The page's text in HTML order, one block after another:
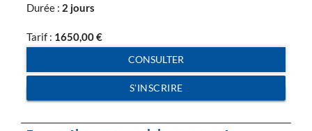
approvisionnement Enjeux et périmètre de la supply
fonction. […]
Durée : 2 jours
Tarif : 1650,00€
CONSULTER
S'INSCRIRE